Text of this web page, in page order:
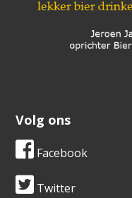
Volg ons
Facebook
Twitter